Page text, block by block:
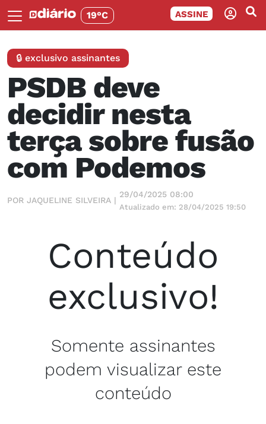
19°C ASSINE
🔒 exclusivo assinantes
PSDB deve
decidir nesta
terça sobre fusão
com Podemos
POR JAQUELINE SILVEIRA |
29/04/2025 08:00
Atualizado em: 28/04/2025 19:50
Conteúdo
exclusivo!
Somente assinantes
podem visualizar este
conteúdo